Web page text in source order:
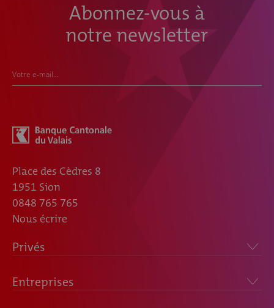
Abonnez-vous à
notre newsletter
Votre e-mail...
Place des Cèdres 8
1951 Sion
0848 765 765
Nous écrire
Privés
Entreprises